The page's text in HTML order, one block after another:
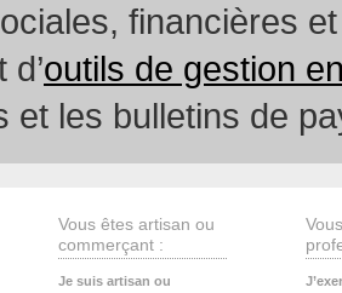
financières
outils de gestion
et les bulletins de
Vous êtes artisan ou
commerçant :
Je suis artisan ou